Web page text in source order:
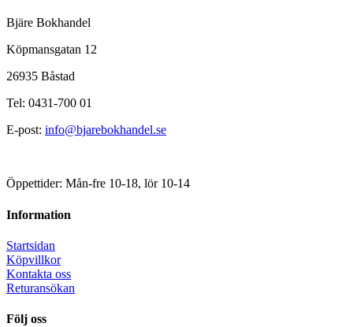
Bjäre Bokhandel
Köpmansgatan 12
26935 Båstad
Tel: 0431-700 01
E-post: info@bjarebokhandel.se
Öppettider: Mån-fre 10-18, lör 10-14
Information
Startsidan
Köpvillkor
Kontakta oss
Returansökan
Följ oss